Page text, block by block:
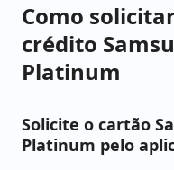
Como
crédito
Platinum
Solicite o cartão
Platinum pelo